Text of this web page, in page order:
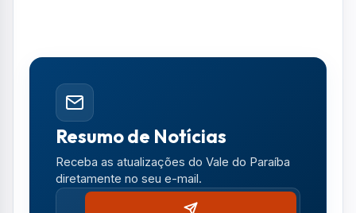
Notícias no WhatsApp
Receba alertas urgentes e plantões da sua
região direto no celular.
SEGUIR CANAL OFICIAL